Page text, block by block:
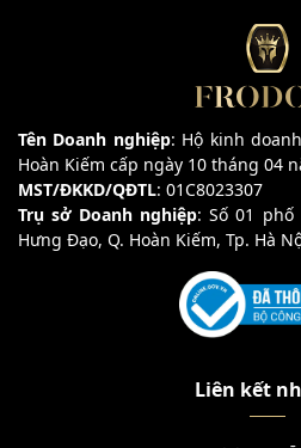
Tên Doanh nghiệp: Hộ kinh
Hoàn Kiếm cấp ngày 10 tháng 04
MST/ĐKKD/QĐTL: 01C8023307
Trụ sở Doanh nghiệp: Số 01 phố
Hưng Đạo, Q. Hoàn Kiếm, Tp. Hà
Liên kết